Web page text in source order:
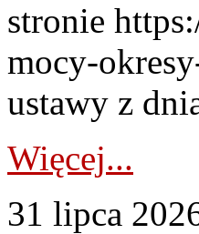
stronie
mocy-
ustawy z
Więcej...
31 lipca